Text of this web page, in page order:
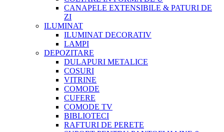
CANAPELE EXTENSIBILE & PATURI DE
ZI
ILUMINAT
ILUMINAT DECORATIV
LAMPI
DEPOZITARE
DULAPURI METALICE
COSURI
VITRINE
COMODE
CUFERE
COMODE TV
BIBLIOTECI
RAFTURI DE PERETE